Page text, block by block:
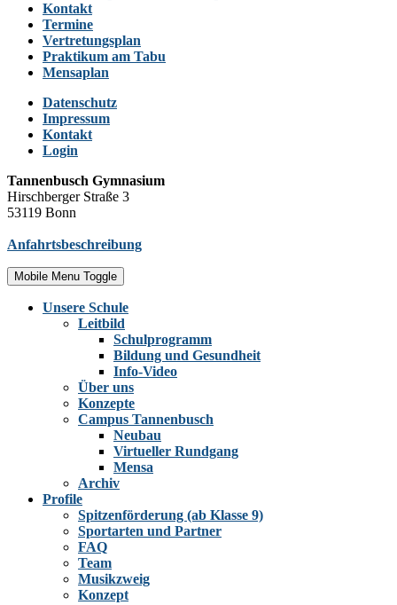
Kontakt
Termine
Vertretungsplan
Praktikum am Tabu
Mensaplan
Datenschutz
Impressum
Kontakt
Login
Tannenbusch Gymnasium
Hirschberger Straße 3
53119 Bonn
Anfahrtsbeschreibung
Mobile Menu Toggle
Unsere Schule
Leitbild
Schulprogramm
Bildung und Gesundheit
Info-Video
Über uns
Konzepte
Campus Tannenbusch
Neubau
Virtueller Rundgang
Mensa
Archiv
Profile
Spitzenförderung (ab Klasse 9)
Sportarten und Partner
FAQ
Team
Musikzweig
Konzept